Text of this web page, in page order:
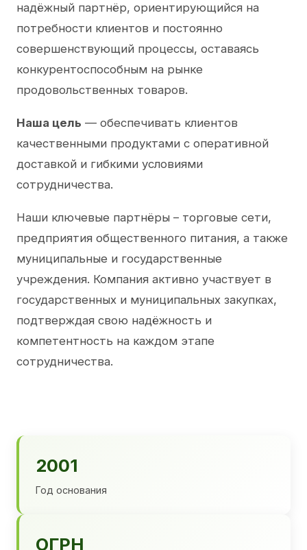
надёжный партнёр, ориентирующийся на
потребности клиентов и постоянно
совершенствующий процессы, оставаясь
конкурентоспособным на рынке
продовольственных товаров.
Наша цель — обеспечивать клиентов
качественными продуктами с оперативной
доставкой и гибкими условиями
сотрудничества.
Наши ключевые партнёры – торговые сети,
предприятия общественного питания, а также
муниципальные и государственные
учреждения. Компания активно участвует в
государственных и муниципальных закупках,
подтверждая свою надёжность и
компетентность на каждом этапе
сотрудничества.
2001
Год основания
ОГРН